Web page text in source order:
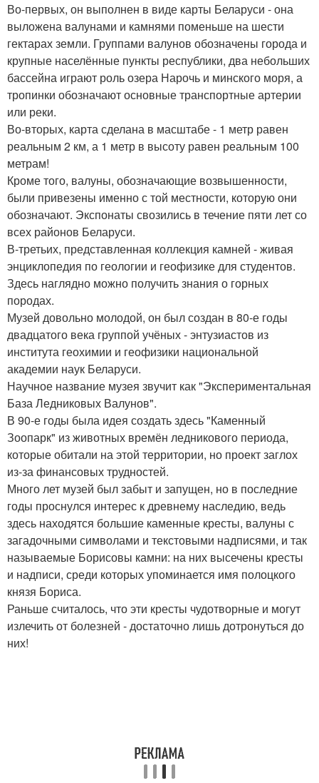
Во-первых, он выполнен в виде карты Беларуси - она
выложена валунами и камнями поменьше на шести
гектарах земли. Группами валунов обозначены города и
крупные населённые пункты республики, два небольших
бассейна играют роль озера Нарочь и минского моря, а
тропинки обозначают основные транспортные артерии
или реки.
Во-вторых, карта сделана в масштабе - 1 метр равен
реальным 2 км, а 1 метр в высоту равен реальным 100
метрам!
Кроме того, валуны, обозначающие возвышенности,
были привезены именно с той местности, которую они
обозначают. Экспонаты свозились в течение пяти лет со
всех районов Беларуси.
В-третьих, представленная коллекция камней - живая
энциклопедия по геологии и геофизике для студентов.
Здесь наглядно можно получить знания о горных
породах.
Музей довольно молодой, он был создан в 80-е годы
двадцатого века группой учёных - энтузиастов из
института геохимии и геофизики национальной
академии наук Беларуси.
Научное название музея звучит как "Экспериментальная
База Ледниковых Валунов".
В 90-е годы была идея создать здесь "Каменный
Зоопарк" из животных времён ледникового периода,
которые обитали на этой территории, но проект заглох
из-за финансовых трудностей.
Много лет музей был забыт и запущен, но в последние
годы проснулся интерес к древнему наследию, ведь
здесь находятся большие каменные кресты, валуны с
загадочными символами и текстовыми надписями, и так
называемые Борисовы камни: на них высечены кресты
и надписи, среди которых упоминается имя полоцкого
князя Бориса.
Раньше считалось, что эти кресты чудотворные и могут
излечить от болезней - достаточно лишь дотронуться до
них!